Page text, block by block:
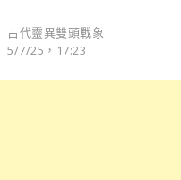
古代靈異雙頭戰象
5/7/25，17:23